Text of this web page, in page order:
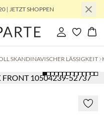
| JETZT SHOPPEN
Einloggen
SKANDINAVISCHER LÄSSIGKEIT